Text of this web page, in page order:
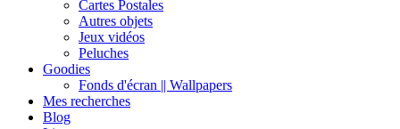
Cartes Postales
Autres objets
Jeux vidéos
Peluches
Goodies
Fonds d'écran || Wallpapers
Mes recherches
Blog